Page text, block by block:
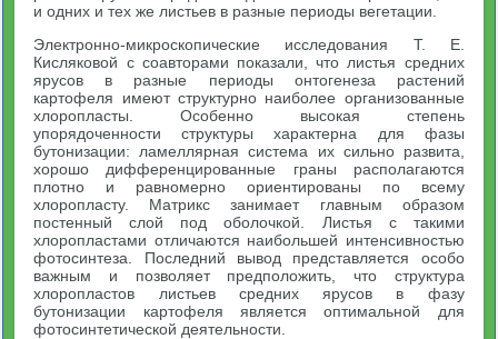
и одних и тех же листьев в разные периоды вегетации.
Электронно-микроскопические исследования Т. Е.
Кисляковой с соавторами показали, что листья средних
ярусов в разные периоды онтогенеза растений
картофеля имеют структурно наиболее организованные
хлоропласты. Особенно высокая степень
упорядоченности структуры характерна для фазы
бутонизации: ламеллярная система их сильно развита,
хорошо дифференцированные граны располагаются
плотно и равномерно ориентированы по всему
хлоропласту. Матрикс занимает главным образом
постенный слой под оболочкой. Листья с такими
хлоропластами отличаются наибольшей интенсивностью
фотосинтеза. Последний вывод представляется особо
важным и позволяет предположить, что структура
хлоропластов листьев средних ярусов в фазу
бутонизации картофеля является оптимальной для
фотосинтетической деятельности.